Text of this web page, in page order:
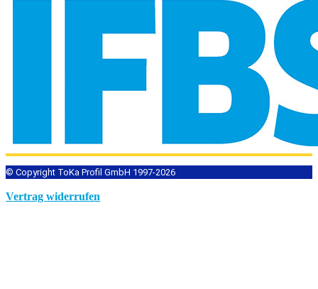
© Copyright ToKa Profil GmbH 1997-2026
Vertrag widerrufen